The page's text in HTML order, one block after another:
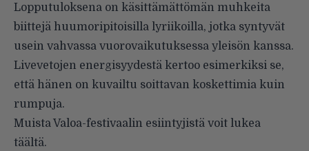
Lopputuloksena on käsittämättömän muhkeita
biittejä huumoripitoisilla lyriikoilla, jotka syntyvät
usein vahvassa vuorovaikutuksessa yleisön kanssa.
Livevetojen energisyydestä kertoo esimerkiksi se,
että hänen on kuvailtu soittavan koskettimia kuin
rumpuja.
Muista Valoa-festivaalin esiintyjistä voit lukea
täältä.